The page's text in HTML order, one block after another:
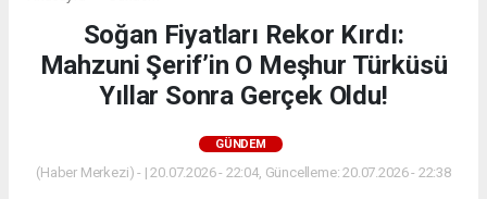
Soğan Fiyatları Rekor Kırdı:
Mahzuni Şerif’in O Meşhur Türküsü
Yıllar Sonra Gerçek Oldu!
GÜNDEM
(Haber Merkezi) - | 20.07.2026 - 22:04, Güncelleme: 20.07.2026 - 22:38